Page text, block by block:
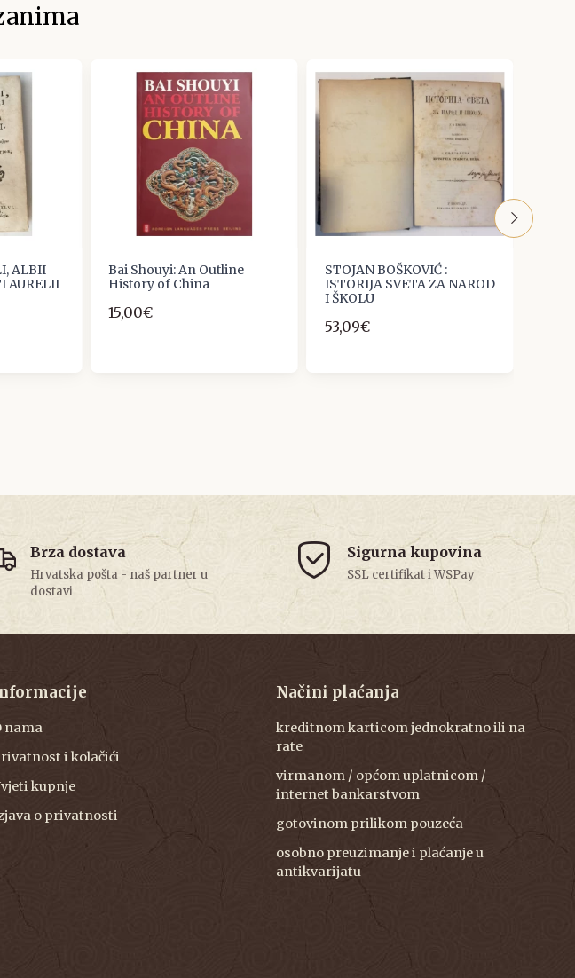
ALBII
AURELII
Bai Shouyi: An Outline
History of China
15,00€
STOJAN BOŠKOVIĆ :
ISTORIJA SVETA ZA NAROD
I ŠKOLU
53,09€
Brza dostava
Hrvatska pošta - naš partner u
dostavi
Sigurna kupovina
SSL certifikat i WSPay
nama
i kolačići
kupnje
o privatnosti
Načini plaćanja
kreditnom karticom jednokratno ili na
rate
virmanom / općom uplatnicom /
internet bankarstvom
gotovinom prilikom pouzeća
osobno preuzimanje i plaćanje u
antikvarijatu